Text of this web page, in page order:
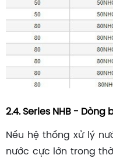
2.4. Series NHB -
Nếu hệ thống xử lý
nước cực lớn trong